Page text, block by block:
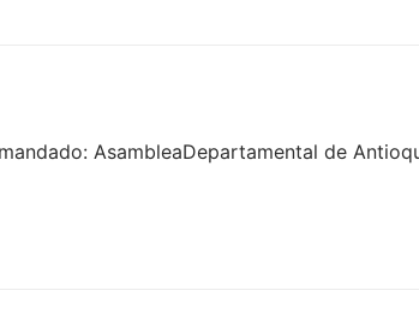
AsambleaDepartamental de